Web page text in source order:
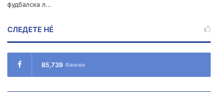
фудбалска л...
СЛЕДЕТЕ НÉ
85,739 Фанови